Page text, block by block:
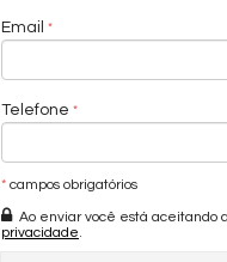
Email
Telefone
* campos obrigatórios
Ao enviar você está aceitando a
privacidade